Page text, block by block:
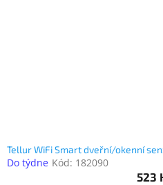
Tellur WiFi Smart dveřní/okenní
Do týdne Kód: 182090
523